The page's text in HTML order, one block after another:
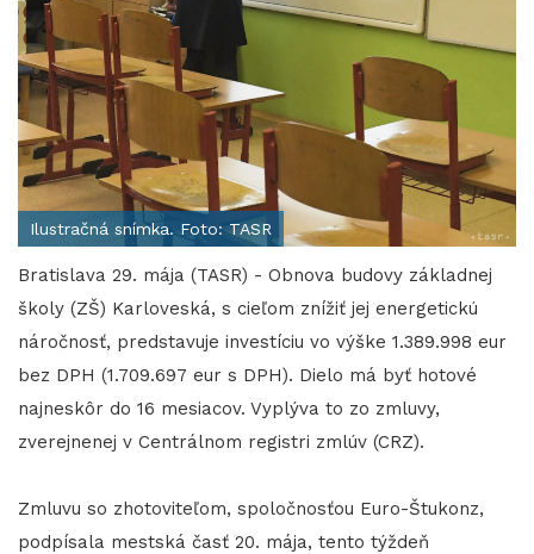
Ilustračná snímka. Foto: TASR
Bratislava 29. mája (TASR) - Obnova budovy základnej
školy (ZŠ) Karloveská, s cieľom znížiť jej energetickú
náročnosť, predstavuje investíciu vo výške 1.389.998 eur
bez DPH (1.709.697 eur s DPH). Dielo má byť hotové
najneskôr do 16 mesiacov. Vyplýva to zo zmluvy,
zverejnenej v Centrálnom registri zmlúv (CRZ).
Zmluvu so zhotoviteľom, spoločnosťou Euro-Štukonz,
podpísala mestská časť 20. mája, tento týždeň